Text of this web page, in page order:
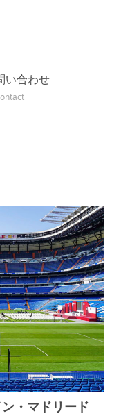
い合わせ
・マドリード